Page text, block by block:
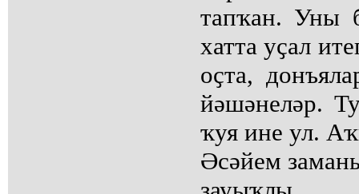
тапҡан. Уны
хатта уҫал
оҫта,
йәшәнеләр.
ҡуя ине ул.
Әсәйем